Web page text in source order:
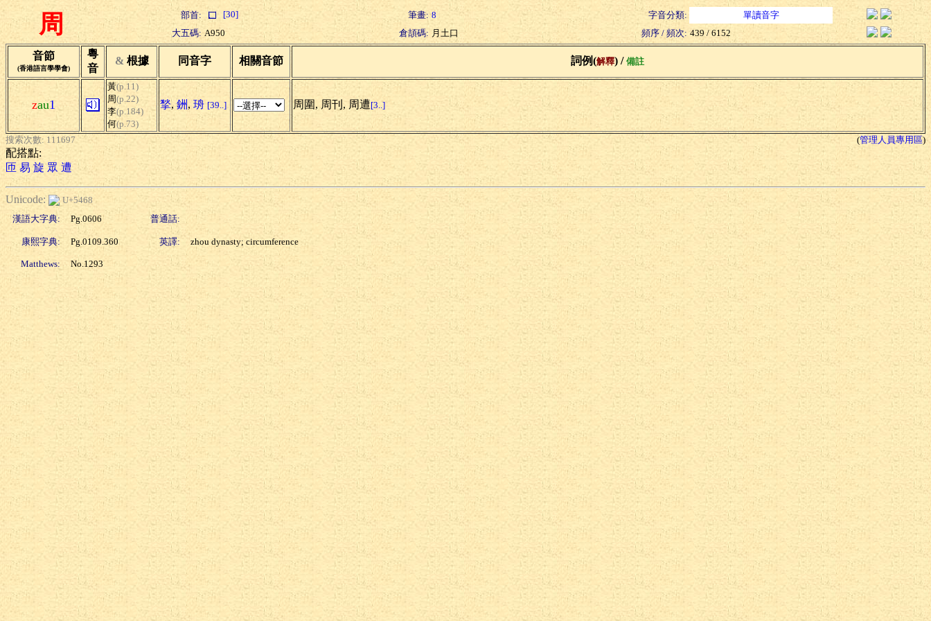
周 部首: [30] 筆畫: 8 字音分類:
單讀音字
大五碼: A950 倉頡碼: 月土口 頻序 / 頻次: 439 / 6152
音節
(香港語言學學會)
粵
音
& 根據 同音字 相關音節 詞例(解釋) / 備註
zau1
黃(p.11)
周(p.22)
李(p.184)
何(p.73)
揫, 銂, 珘 [39..] 周圍, 周刊, 周遭[3..]
搜索次數: 111697 (管理人員專用區)
配搭點:
匝 易 旋 眾 遭
Unicode:
U+5468
漢語大字典:
Pg.0606 普通話:
康熙字典: Pg.0109.360 英譯: zhou dynasty; circumference
Matthews: No.1293